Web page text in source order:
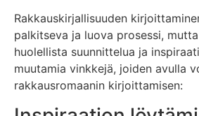
Rakkauskirjallisuuden
palkitseva ja luova prosessi,
huolellista suunnittelua ja
muutamia vinkkejä, joiden avulla
rakkausromaanin kirjoittamisen: